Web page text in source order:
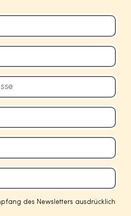
des Newsletters ausdrücklich